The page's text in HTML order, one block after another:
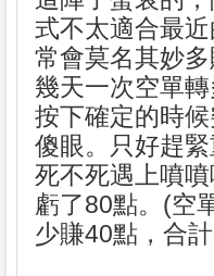
式不太適合最
常會莫名其妙
幾天一次空單
按下確定的時候
傻眼。只好趕
死不死遇上噴
虧了80點。(空
少賺40點，合